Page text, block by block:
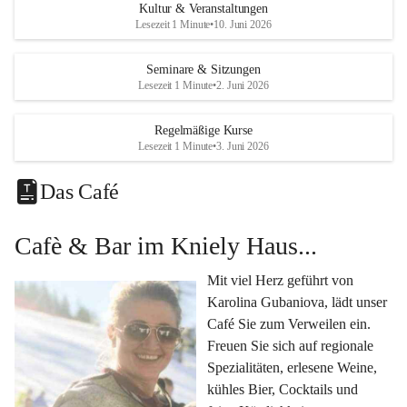
eigene kulinarische Highlights.
Klimatisiertes Foyer mit Theken-Infrastruktur,
Künstlergarderobe, kleiner Garten und Festwiese –
alles für Ihre perfekte Veranstaltung.
Seminare & Workshops, Hochzeiten &
Familienfeiern, Tagungen, Kulturevents oder Kundenevents
– bei uns finden Sie den passenden Rahmen für Ihre Ideen.
Lassen Sie sich von Karolina Gubaniova mit regionalen
Spezialitäten, edlen Weinen und kleinen Köstlichkeiten
verwöhnen.
Fragen oder Anfragen?
Kontaktieren Sie uns gerne per Mail
l.kohlmaier@leutschach-weinstrasse.gv.at
oder
+4334547060223
Kultur & Veranstaltungen
Lesezeit 1 Minute•10. Juni 2026
Seminare & Sitzungen
Lesezeit 1 Minute•2. Juni 2026
Regelmäßige Kurse
Lesezeit 1 Minute•3. Juni 2026
Das Café
Cafè & Bar im Kniely Haus...
Mit viel Herz geführt von
Karolina Gubaniova, lädt unser
Café Sie zum Verweilen ein.
Freuen Sie sich auf regionale
Spezialitäten, erlesene Weine,
kühles Bier, Cocktails und